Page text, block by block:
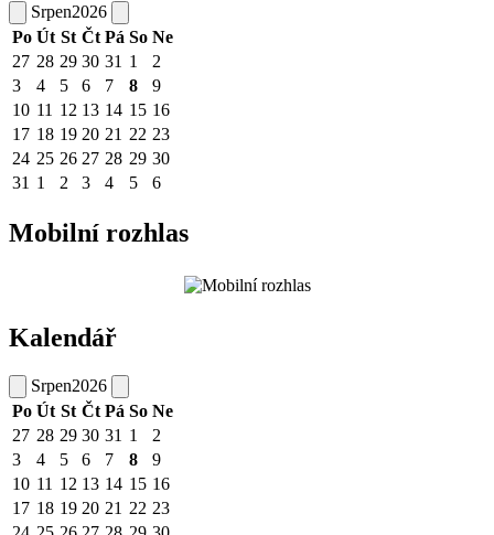
Srpen2026
Po Út St Čt Pá So Ne
27 28 29 30 31 1
2
3
4 5 6 7 8
9
10 11 12 13 14 15 16
17 18 19 20 21 22 23
24 25 26 27 28 29 30
31 1 2 3 4 5 6
Mobilní rozhlas
Kalendář
Srpen2026
Po Út St Čt Pá So Ne
27 28 29 30 31 1
2
3
4 5 6 7 8
9
10 11 12 13 14 15 16
17 18 19 20 21 22 23